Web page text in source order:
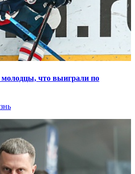
что выиграли по